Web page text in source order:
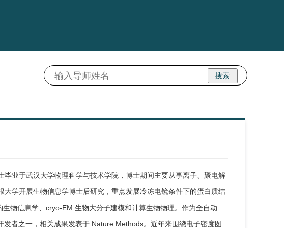
搜索
业于武汉大学物理科学与技术学院，博士期间主要从事离子、聚电解
学开展生物信息学博士后研究，重点发展冷冻电镜条件下的蛋白质结
物信息学、cryo-EM 生物大分子建模和计算生物物理。作为全自动
者之一，相关成果发表于 Nature Methods。近年来围绕电子密度图